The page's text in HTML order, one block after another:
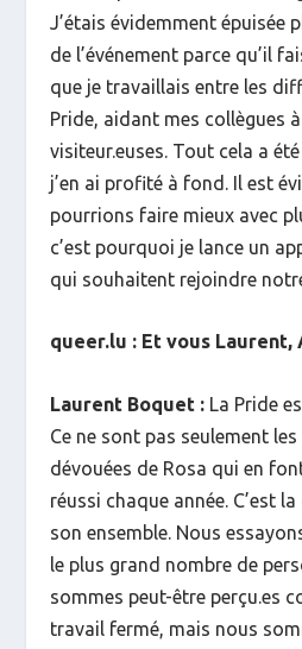
J’étais évidemment épuisée
de l’événement parce qu’il
que je travaillais entre les
Pride, aidant mes collègues
visiteur.euses. Tout cela a
j’en ai profité à fond. Il est
pourrions faire mieux avec
c’est pourquoi je lance un
qui souhaitent rejoindre
queer.lu : Et vous Laurent,
Laurent Boquet : La Pride
Ce ne sont pas seulement
dévouées de Rosa qui en
réussi chaque année. C’est
son ensemble. Nous
le plus grand nombre de
sommes peut-être perçu.es
travail fermé, mais nous